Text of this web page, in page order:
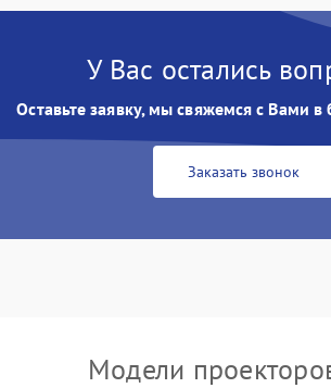
Неравномерная подсветка экрана
Не работает автоматическая
коррекция трапеции (Keystone)
Проблемы с масштабированием
У Вас остались
Оставьте заявку, мы свяжемся с Вами
Заказать звонок
Модели